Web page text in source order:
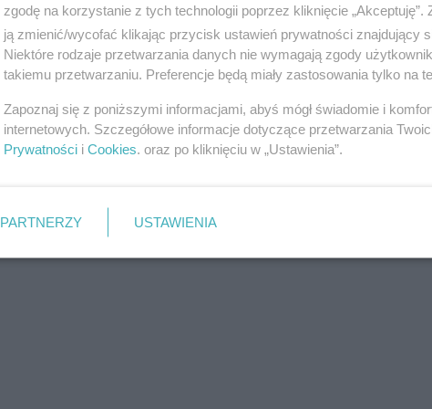
zgodę na korzystanie z tych technologii poprzez kliknięcie
ją zmienić/wycofać klikając przycisk ustawień prywatności znajdujący
Niektóre rodzaje przetwarzania danych nie wymagają zgody
takiemu przetwarzaniu. Preferencje będą miały zastosowania tylko na
Zapoznaj się z poniższymi informacjami, abyś mógł świadomie i
internetowych. Szczegółowe informacje dotyczące przetwarzania
Prywatności i Cookies. oraz po kliknięciu w „Ustawienia”.
PARTNERZY USTAWIENIA